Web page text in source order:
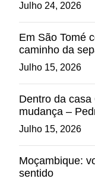
Julho 24, 2026
Em São Tomé
caminho da
Julho 15, 2026
Dentro da
mudança –
Julho 15, 2026
Moçambique:
sentido